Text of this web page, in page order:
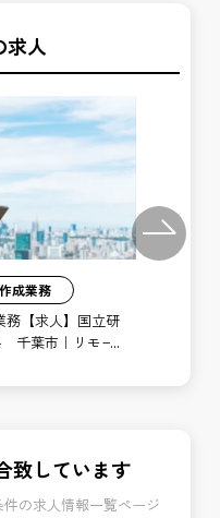
求人
成業務
務【求人】国立研
葉市｜リモー
Next
致しています
の求人情報一覧ページ